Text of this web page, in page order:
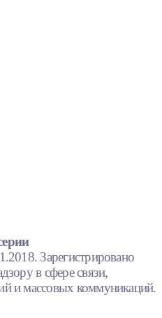
Зарегистрировано
в сфере связи,
и массовых коммуникаций.